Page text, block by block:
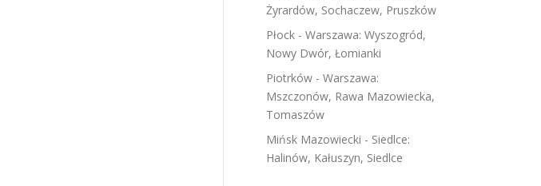
Żyrardów, Sochaczew, Pruszków
Płock - Warszawa: Wyszogród,
Nowy Dwór, Łomianki
Piotrków - Warszawa:
Mszczonów, Rawa Mazowiecka,
Tomaszów
Mińsk Mazowiecki - Siedlce:
Halinów, Kałuszyn, Siedlce